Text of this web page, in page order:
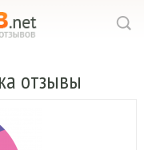
отзывы